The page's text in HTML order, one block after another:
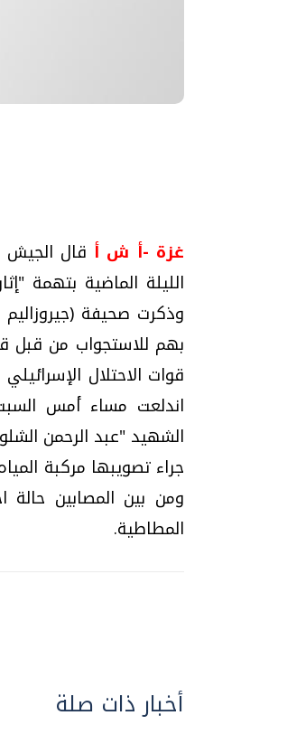
غزة -أ ش أ
الليلة الماضية بتهمة
وذكرت صحيفة
بهم للاستجواب من قبل
اندلعت مساء أمس
الشهيد "عبد الرحمن
جراء تصويبها مركبة
ومن بين المصابين
المطاطية.
أخبار ذات صلة
موجات الطقس الساخنة.. لماذا تحدث وكيف